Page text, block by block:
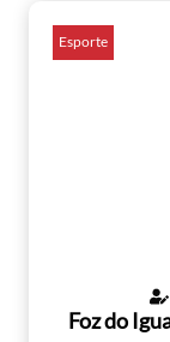
Esporte
Foz do